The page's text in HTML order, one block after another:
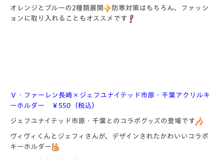
オレンジとブルーの2種類展開
防寒対策はもちろん、ファッシ
ョンに取り入れることもオススメです
Ｖ・ファーレン長崎×ジェフユナイテッド市原・千葉アクリルキ
ーホルダー ￥550（税込）
ジェフユナイテッド市原・千葉とのコラボグッズの登場です
ヴィヴィくんとジェフィさんが、デザインされたかわいいコラボ
キーホルダー